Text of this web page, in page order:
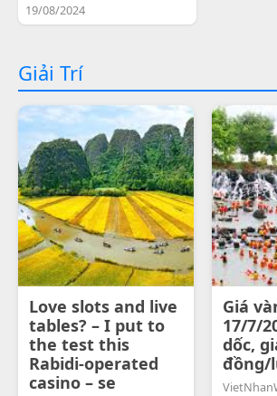
19/08/2024
Giải Trí
Love slots and live
tables? – I put to
the test this
Rabidi-operated
casino – se
Giá
17/7/
dốc,
đồng/